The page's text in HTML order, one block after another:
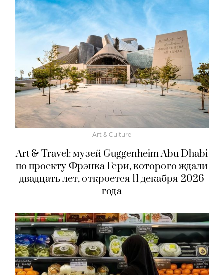
Art & Culture
Art & Travel: музей Guggenheim Abu Dhabi
по проекту Фрэнка Гери, которого ждали
двадцать лет, откроется 11 декабря 2026
года